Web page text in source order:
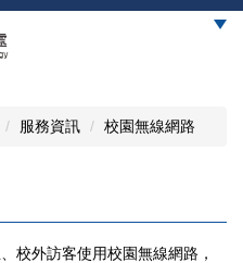
服務資訊 校園無線網路
校外訪客使用校園無線網路，